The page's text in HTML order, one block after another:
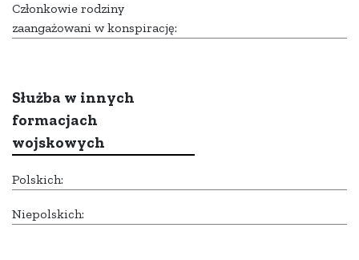
Członkowie rodziny
zaangażowani w konspirację:
Służba w innych
formacjach
wojskowych
Polskich:
Niepolskich: